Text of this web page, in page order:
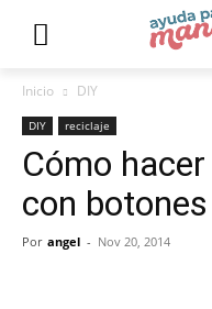
Inicio DIY
DIY reciclaje
Cómo
con botones
Por angel - Nov 20, 2014